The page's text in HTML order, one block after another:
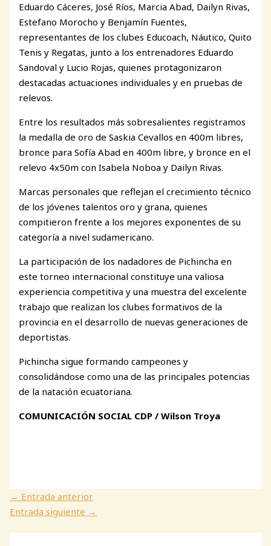
Eduardo Cáceres, José Ríos, Marcia Abad, Dailyn Rivas,
Estefano Morocho y Benjamín Fuentes,
representantes de los clubes Educoach, Náutico, Quito
Tenis y Regatas, junto a los entrenadores Eduardo
Sandoval y Lucio Rojas, quienes protagonizaron
destacadas actuaciones individuales y en pruebas de
relevos.
Entre los resultados más sobresalientes registramos
la medalla de oro de Saskia Cevallos en 400m libres,
bronce para Sofía Abad en 400m libre, y bronce en el
relevo 4x50m con Isabela Noboa y Dailyn Rivas.
Marcas personales que reflejan el crecimiento técnico
de los jóvenes talentos oro y grana, quienes
compitieron frente a los mejores exponentes de su
categoría a nivel sudamericano.
La participación de los nadadores de Pichincha en
este torneo internacional constituye una valiosa
experiencia competitiva y una muestra del excelente
trabajo que realizan los clubes formativos de la
provincia en el desarrollo de nuevas generaciones de
deportistas.
Pichincha sigue formando campeones y
consolidándose como una de las principales potencias
de la natación ecuatoriana.
COMUNICACIÓN SOCIAL CDP / Wilson Troya
← Entrada anterior
Entrada siguiente →